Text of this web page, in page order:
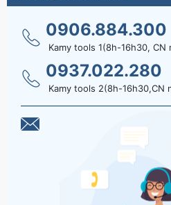
0906.884.300
Kamy tools 1(8h-16h30, CN
0937.022.280
Kamy tools 2(8h-16h30,CN